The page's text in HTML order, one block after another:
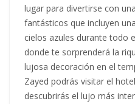
lugar para divertirse con
fantásticos que incluyen
cielos azules durante todo
donde te sorprenderá la
lujosa decoración en el
Zayed podrás visitar el
descubrirás el lujo más